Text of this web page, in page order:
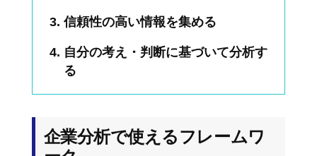
信頼性の高い情報を集める
自分の考え・判断に基づいて分析す
る
企業分析で使えるフレームワ